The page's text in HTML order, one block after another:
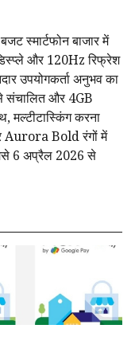
स्मार्टफोन बाजार में
और 120Hz रिफ्रेश
उपयोगकर्ता अनुभव का
संचालित और 4GB
करना
Aurora Bold रंगों में
6 अप्रैल 2026 से